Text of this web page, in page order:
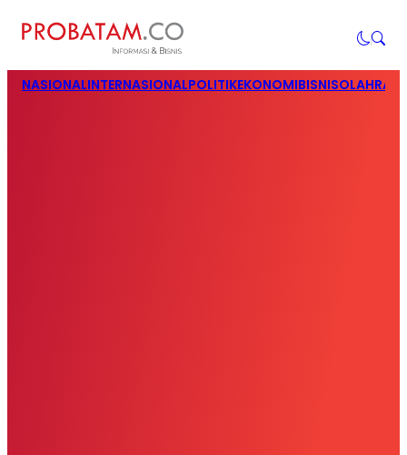
NASIONALINTERNASIONALPOLITIKEKONOMIBISNIS